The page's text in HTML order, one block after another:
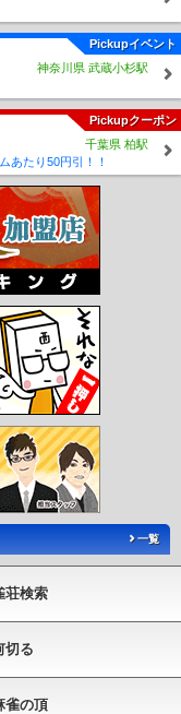
Pickupイベント
神奈川県 武蔵小杉駅
Pickupクーポン
千葉県 柏駅
あたり50円引！！
一覧
荘検索
切る
雀の頂